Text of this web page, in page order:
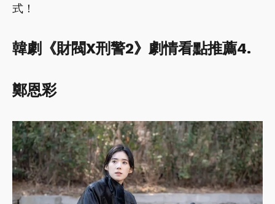
式！
韓劇《財閥X刑警2》劇情看點推薦4.
鄭恩彩